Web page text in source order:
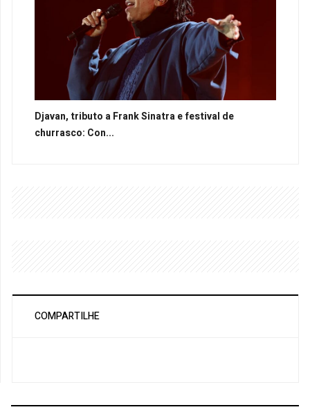
Djavan, tributo a Frank Sinatra e festival de
churrasco: Con...
COMPARTILHE